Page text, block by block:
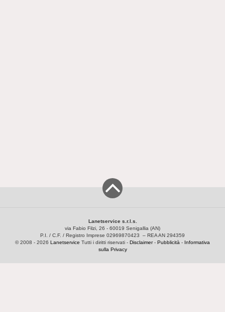
Lanetservice s.r.l.s.
via Fabio Filzi, 26 - 60019 Senigallia (AN)
P.I. / C.F. / Registro Imprese 02969870423 – REA AN 294359
© 2008 - 2026 Lanetservice Tutti i diritti riservati - Disclaimer- Pubblicità - Informativa
sulla Privacy